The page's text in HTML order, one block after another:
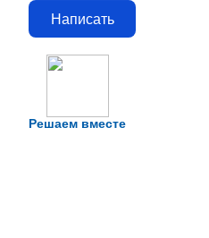
Решаем вместе
Написать